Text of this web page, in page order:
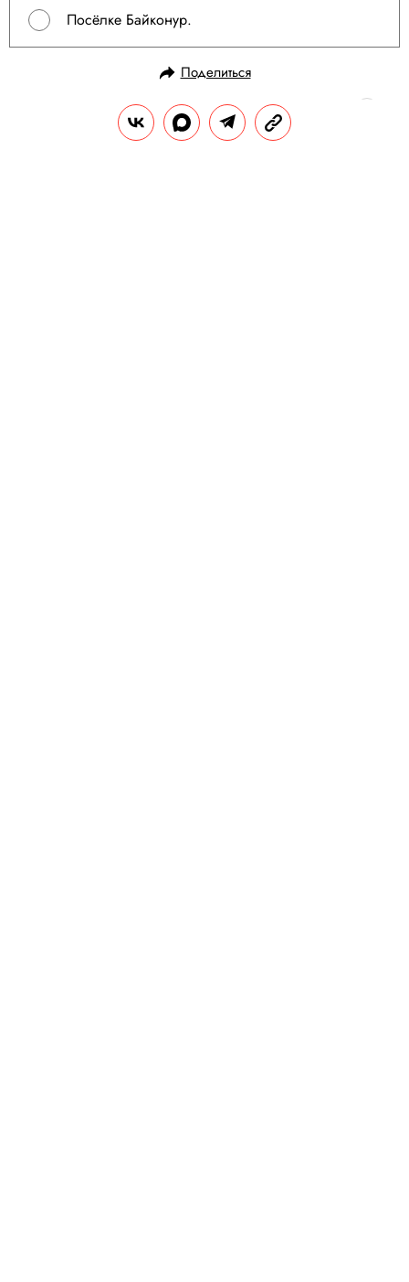
Посёлке Байконур.
Поделиться
Пройдите еще: